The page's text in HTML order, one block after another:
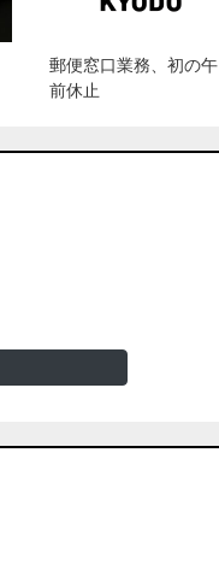
郵便窓口業務、初の午
前休止